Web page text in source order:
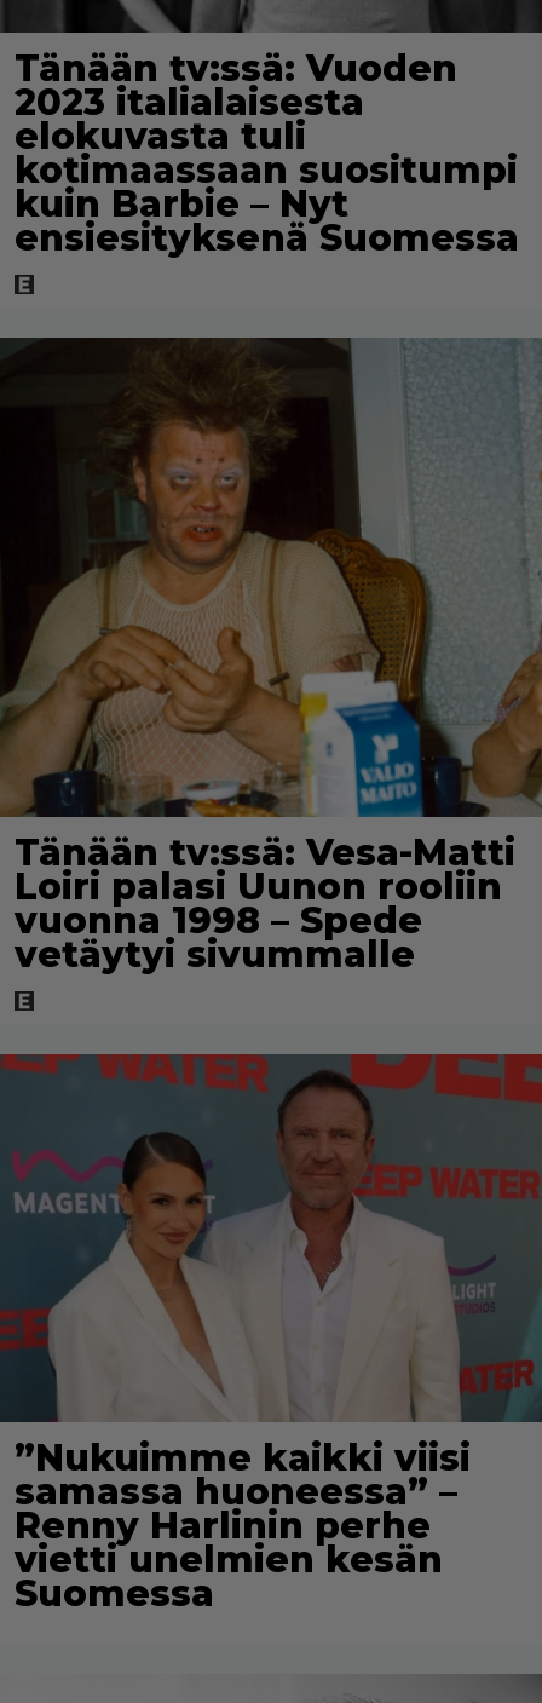
Tänään tv:ssä: Vuoden
2023 italialaisesta
elokuvasta tuli
kotimaassaan suositumpi
kuin Barbie – Nyt
ensiesityksenä Suomessa
Tänään tv:ssä: Vesa-Matti
Loiri palasi Uunon rooliin
vuonna 1998 – Spede
vetäytyi sivummalle
”Nukuimme kaikki viisi
samassa huoneessa” –
Renny Harlinin perhe
vietti unelmien kesän
Suomessa